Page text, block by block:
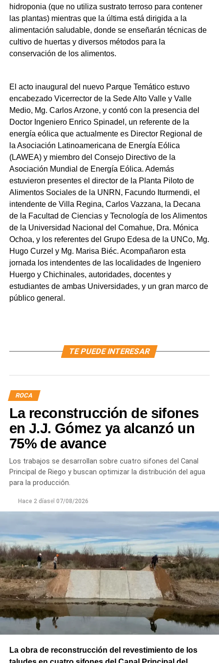
hidroponia (que no utiliza sustrato terroso para contener
las plantas) mientras que la última está dirigida a la
alimentación saludable, donde se enseñarán técnicas de
cultivo de huertas y diversos métodos para la
conservación de los alimentos.
El acto inaugural del nuevo Parque Temático estuvo
encabezado Vicerrector de la Sede Alto Valle y Valle
Medio, Mg. Carlos Arzone, y contó con la presencia del
Doctor Ingeniero Enrico Spinadel, un referente de la
energía eólica que actualmente es Director Regional de
la Asociación Latinoamericana de Energía Eólica
(LAWEA) y miembro del Consejo Directivo de la
Asociación Mundial de Energía Eólica. Además
estuvieron presentes el director de la Planta Piloto de
Alimentos Sociales de la UNRN, Facundo Iturmendi, el
intendente de Villa Regina, Carlos Vazzana, la Decana
de la Facultad de Ciencias y Tecnología de los Alimentos
de la Universidad Nacional del Comahue, Dra. Mónica
Ochoa, y los referentes del Grupo Edesa de la UNCo, Mg.
Hugo Curzel y Mg. Marisa Biéc. Acompañaron esta
jornada los intendentes de las localidades de Ingeniero
Huergo y Chichinales, autoridades, docentes y
estudiantes de ambas Universidades, y un gran marco de
público general.
TE PUEDE INTERESAR
ROCA
La reconstrucción de sifones
en J.J. Gómez ya alcanzó un
75% de avance
Los trabajos se desarrollan sobre cuatro sifones del Canal
Principal de Riego y buscan optimizar la distribución del agua
para la producción.
Hace 2 díasel 07/08/2026
La obra de reconstrucción del revestimiento de los